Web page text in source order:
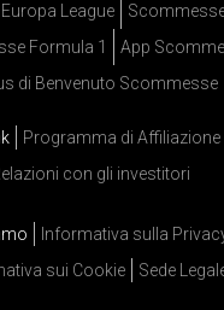
League
Formula 1
App
di Benvenuto Scommesse
Programma di Affiliazione
con gli investitori
Informativa sulla
sui Cookie
Sede